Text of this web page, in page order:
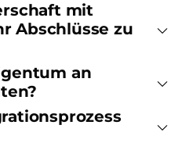
mit
Abschlüsse zu
an